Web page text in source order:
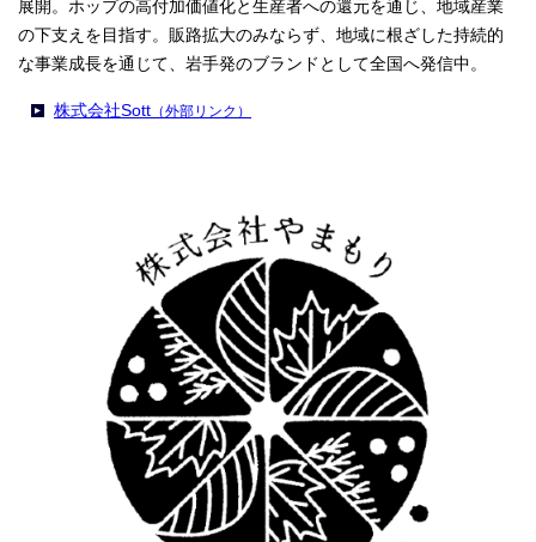
展開。ホップの高付加価値化と生産者への還元を通じ、地域産業
の下支えを目指す。販路拡大のみならず、地域に根ざした持続的
な事業成長を通じて、岩手発のブランドとして全国へ発信中。
株式会社Sott （外部リンク）